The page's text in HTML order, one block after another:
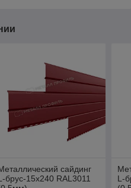
сайдинг
брус-15х240 RAL3011
L-